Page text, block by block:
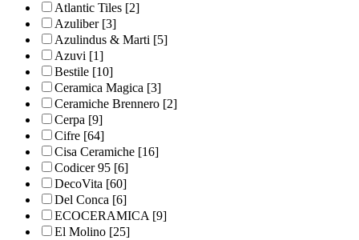
Atlantic Tiles [2]
Azuliber[3]
Azulindus & Marti [5]
Azuvi [1]
Bestile [10]
Ceramica Magica [3]
Ceramiche Brennero [2]
Cerpa [9]
Cifre [64]
Cisa Ceramiche [16]
Codicer 95 [6]
DecoVita [60]
Del Conca [6]
ECOCERAMICA[9]
El Molino [25]